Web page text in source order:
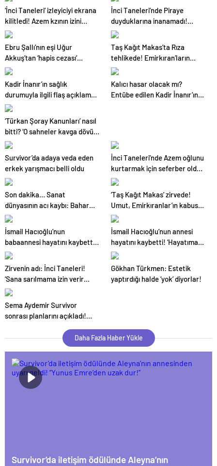
‘İnci Taneleri’ izleyiciyi ekrana
kilitledi! Azem kzının izini
buldu
İnci Taneleri’nde Piraye
duyduklarına inanamadı!
Cihan, Reyyaz’ı son anda
Ebru Şallı’nın eşi Uğur
Akkuş’tan ‘hapis cezası’
açıklaması!
Taş Kağıt Makas’ta Rıza
tehlikede! Emirkıran’ların
oyunu bozuldu
Kadir İnanır’ın sağlık
durumuyla ilgili flaş açıklama!
‘Kadir beyin şansı o an yanında
Kalıcı hasar olacak mı?
Entübe edilen Kadir İnanır’ın
‘Türkan Şoray Kanunları’ nasıl
bitti? ‘O sahneler kavga dövüş
çekildi’
Survivor’da adaya veda eden
erkek yarışmacı belli oldu
İnci Taneleri’nde Azem oğlunu
kurtarmak için seferber oldu!
Sırat’ı dize getiren görüntüler
Son dakika… Sanat
dünyasının acı kaybı: Bahar
Öztan hayatını kaybetti
‘Taş Kağıt Makas’ zirvede!
Umut, Emirkıranlar’ın kabusu
oldu
İsmail Hacıoğlu’nun
babaannesi hayatını kaybetti!
‘Hayatıma hangi kadın girse
gözleri sendi’
İsmail Hacıoğlu’nun annesi
hayatını kaybetti! ‘Hayatıma
hangi kadın girse gözleri sendi’
Zirvenin adı: İnci Taneleri!
‘Sana sarılmama izin verir
misin?’
Gökhan Türkmen: Estetik
yaptırdığı halde ‘yok’ diyorlar!
Sema Aydemir Survivor
sonrası planlarını açıkladı!
Daha Fazla Haber Yükle
Survivor’da iletişim ödülünde Aleyna’nın